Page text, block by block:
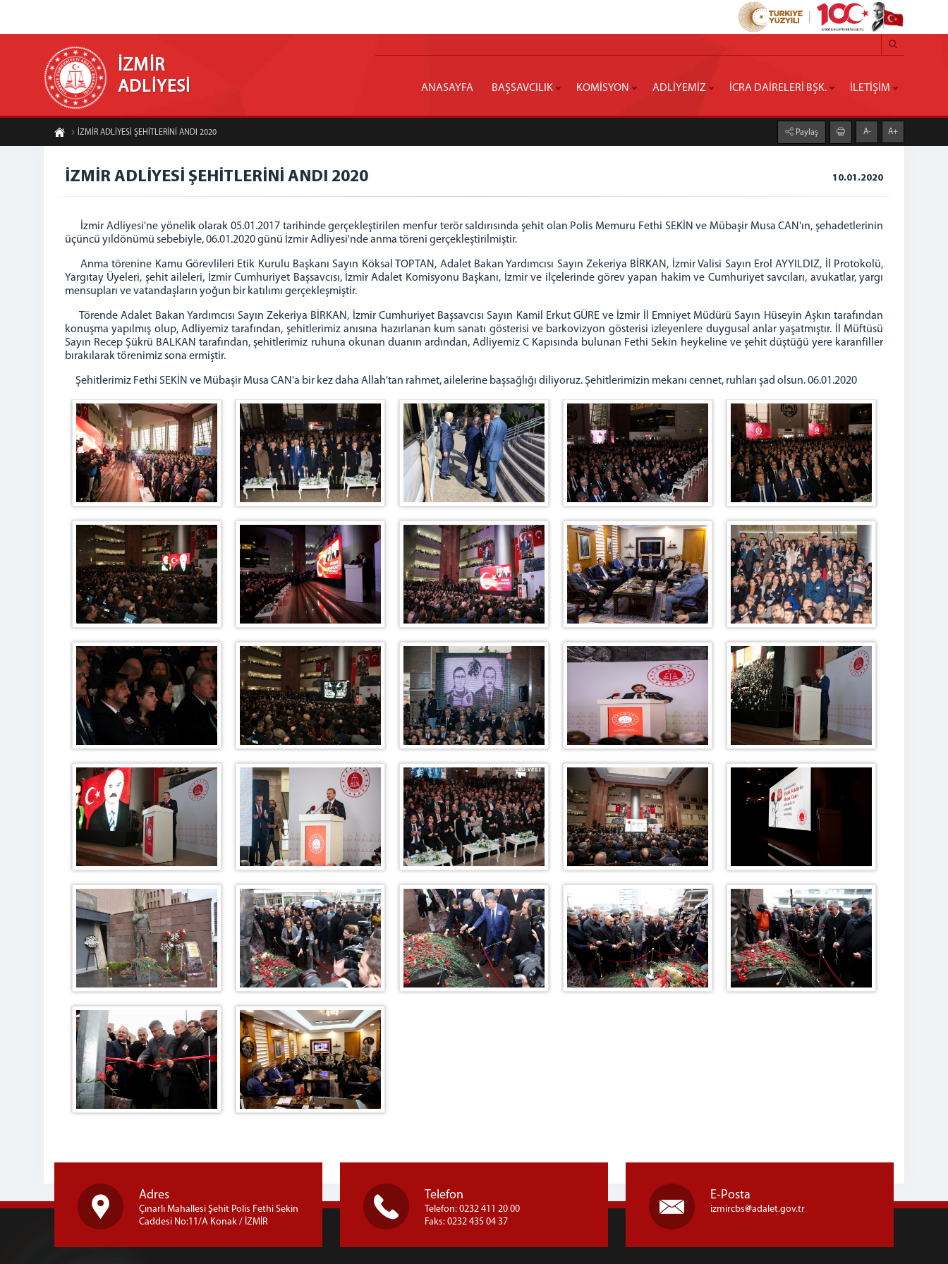
İZMİR
ADLİYESİ ANASAYFA BAŞSAVCILIK KOMİSYON ADLİYEMİZ İCRA DAİRELERİ BŞK. İLETİŞİM
İZMİR ADLİYESİ ŞEHİTLERİNİ ANDI 2020 Paylaş A- A+
İZMİR ADLİYESİ ŞEHİTLERİNİ ANDI 2020 10.01.2020
İzmir Adliyesi'ne yönelik olarak 05.01.2017 tarihinde gerçekleştirilen menfur terör saldırısında şehit olan Polis Memuru Fethi SEKİN ve Mübaşir Musa CAN'ın, şehadetlerinin
üçüncü yıldönümü sebebiyle, 06.01.2020 günü İzmir Adliyesi'nde anma töreni gerçekleştirilmiştir.
Anma törenine Kamu Görevlileri Etik Kurulu Başkanı Sayın Köksal TOPTAN, Adalet Bakan Yardımcısı Sayın Zekeriya BİRKAN, İzmir Valisi Sayın Erol AYYILDIZ, İl Protokolü,
Yargıtay Üyeleri, şehit aileleri, İzmir Cumhuriyet Başsavcısı, İzmir Adalet Komisyonu Başkanı, İzmir ve ilçelerinde görev yapan hakim ve Cumhuriyet savcıları, avukatlar, yargı
mensupları ve vatandaşların yoğun bir katılımı gerçekleşmiştir.
Törende Adalet Bakan Yardımcısı Sayın Zekeriya BİRKAN, İzmir Cumhuriyet Başsavcısı Sayın Kamil Erkut GÜRE ve İzmir İl Emniyet Müdürü Sayın Hüseyin Aşkın tarafından
konuşma yapılmış olup, Adliyemiz tarafından, şehitlerimiz anısına hazırlanan kum sanatı gösterisi ve barkovizyon gösterisi izleyenlere duygusal anlar yaşatmıştır. İl Müftüsü
Sayın Recep Şükrü BALKAN tarafından, şehitlerimiz ruhuna okunan duanın ardından, Adliyemiz C Kapısında bulunan Fethi Sekin heykeline ve şehit düştüğü yere karanfiller
bırakılarak törenimiz sona ermiştir.
Şehitlerimiz Fethi SEKİN ve Mübaşir Musa CAN'a bir kez daha Allah'tan rahmet, ailelerine başsağlığı diliyoruz. Şehitlerimizin mekanı cennet, ruhları şad olsun. 06.01.2020
Adres
Çınarlı Mahallesi Şehit Polis Fethi Sekin
Caddesi No:11/A Konak / İZMİR
Telefon
Telefon: 0232 411 20 00
Faks: 0232 435 04 37
E-Posta
izmircbs adalet.gov.tr